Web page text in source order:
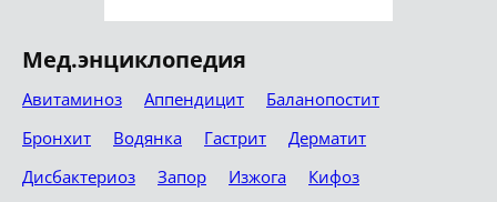
Мед.энциклопедия
Авитаминоз Аппендицит
Баланопостит
Бронхит
Водянка Гастрит
Дерматит
Дисбактериоз
Запор Изжога
Кифоз